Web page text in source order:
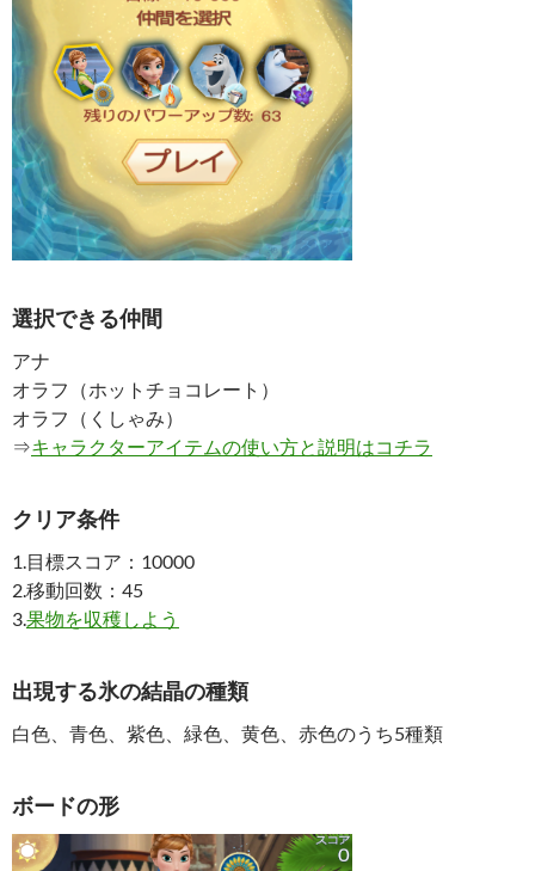
選択できる仲間
アナ
オラフ（ホットチョコレート）
オラフ（くしゃみ）
⇒キャラクターアイテムの使い方と説明はコチラ
クリア条件
1.目標スコア：10000
2.移動回数：45
3.果物を収穫しよう
出現する氷の結晶の種類
白色、青色、紫色、緑色、黄色、赤色のうち5種類
ボードの形